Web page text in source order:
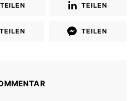
TEILEN TEILEN
TEILEN TEILEN